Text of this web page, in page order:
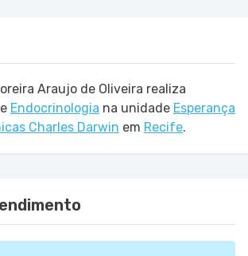
Araujo de Oliveira realiza
Endocrinologia na unidade Esperança
Charles Darwin em Recife.